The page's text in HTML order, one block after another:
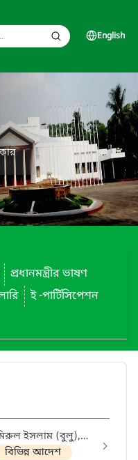
English
প্রধানমন্ত্রীর ভাষণ
ই -পার্টিসিপেশন
ইসলাম (বুলু),
২০২৬
বিভিন্ন আদেশ